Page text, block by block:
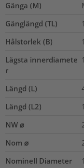
Gänga (M)
Gänglängd (TL)
Hålstorlek (B)
Lägsta innerdiamete
r
Längd (L)
Längd (L2)
NW ⌀
Nom ⌀
Nominell Diameter